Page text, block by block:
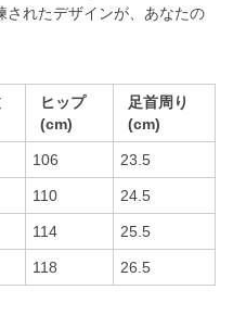
されたデザインが、あなたの
ヒップ
(cm)
足首周り
(cm)
106 23.5
110 24.5
114 25.5
118 26.5